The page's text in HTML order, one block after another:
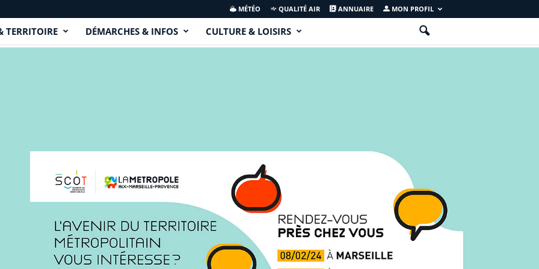
MÉTÉO QUALITÉ AIR ANNUAIRE MON PROFIL
TERRITOIRE DÉMARCHES & INFOS CULTURE & LOISIRS